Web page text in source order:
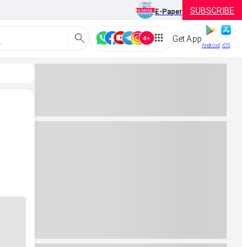
E-Paper SUBSCRIBE
Get App
Android iOS